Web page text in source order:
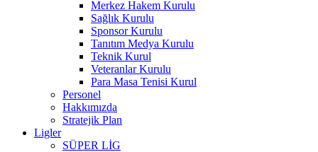
Merkez Hakem Kurulu
Sağlık Kurulu
Sponsor Kurulu
Tanıtım Medya Kurulu
Teknik Kurul
Veteranlar Kurulu
Para Masa Tenisi Kurul
Personel
Hakkımızda
Stratejik Plan
Ligler
SÜPER LİG